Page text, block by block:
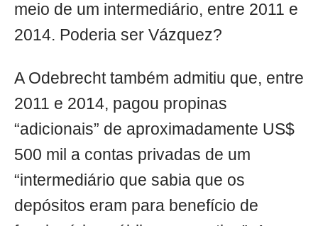
meio de um intermediário, entre 2011 e
2014. Poderia ser Vázquez?
A Odebrecht também admitiu que, entre
2011 e 2014, pagou propinas
“adicionais” de aproximadamente US$
500 mil a contas privadas de um
“intermediário que sabia que os
depósitos eram para benefício de